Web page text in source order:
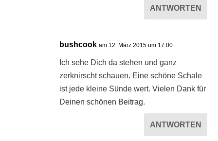
ANTWORTEN
bushcook am 12. März 2015 um 17:00
Ich sehe Dich da stehen und ganz
zerknirscht schauen. Eine schöne Schale
ist jede kleine Sünde wert. Vielen Dank für
Deinen schönen Beitrag.
ANTWORTEN